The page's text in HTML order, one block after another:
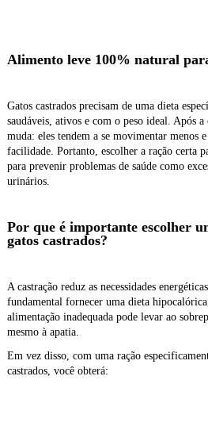
Alimento leve 100% natural
Gatos castrados precisam de uma dieta
saudáveis, ativos e com o peso ideal. Após
muda: eles tendem a se movimentar menos
facilidade. Portanto, escolher a ração certa
para prevenir problemas de saúde como
urinários.
Por que é importante escolher
gatos castrados?
A castração reduz as necessidades
fundamental fornecer uma dieta
alimentação inadequada pode levar ao
mesmo à apatia.
Em vez disso, com uma ração
castrados, você obterá: